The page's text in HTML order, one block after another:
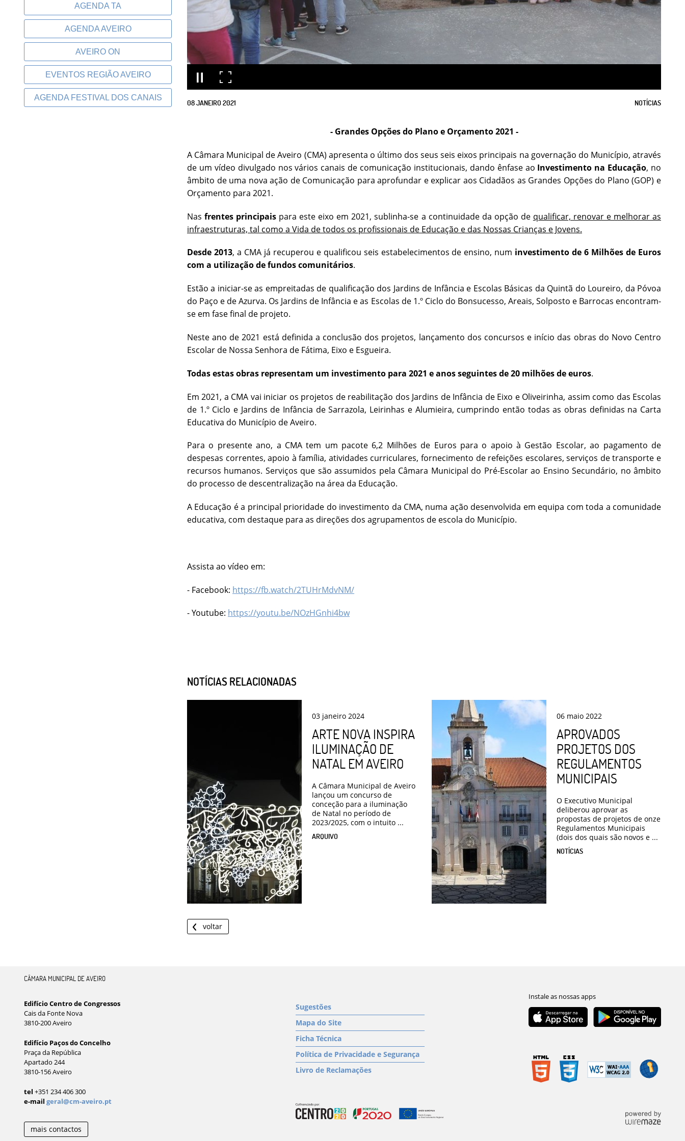
AGENDA TA
AGENDA AVEIRO
AVEIRO ON
EVENTOS REGIÃO AVEIRO
AGENDA FESTIVAL DOS CANAIS
08JANEIRO2021 NOTÍCIAS
- Grandes Opções do Plano e Orçamento 2021 -
A Câmara Municipal de Aveiro (CMA) apresenta o último dos seus seis eixos principais na governação do Município, através
de um vídeo divulgado nos vários canais de comunicação institucionais, dando ênfase ao Investimento na Educação, no
âmbito de uma nova ação de Comunicação para aprofundar e explicar aos Cidadãos as Grandes Opções do Plano (GOP) e
Orçamento para 2021.
Nasfrentes principais para este eixo em 2021, sublinha-se a continuidade da opção de qualificar, renovar e melhorar as
infraestruturas, tal como a Vida de todos os profissionais de Educação e das Nossas Crianças e Jovens.
Desde 2013, a CMA já recuperou e qualificou seis estabelecimentos de ensino, num investimento de 6 Milhões de Euros
com a utilização de fundos comunitários.
Estão a iniciar-se as empreitadas de qualificação dos Jardins de Infância e Escolas Básicas da Quintã do Loureiro, da Póvoa
do Paço e de Azurva. Os Jardins de Infância e as Escolas de 1.º Ciclo do Bonsucesso, Areais, Solposto e Barrocas encontram-
se em fase final de projeto.
Neste ano de 2021 está definida a conclusão dos projetos, lançamento dos concursos e início das obras do Novo Centro
Escolar de Nossa Senhora de Fátima, Eixo e Esgueira.
Todas estas obras representam um investimento para 2021 e anos seguintes de 20 milhões de euros.
Em 2021, a CMA vai iniciar os projetos de reabilitação dos Jardins de Infância de Eixo e Oliveirinha, assim como das Escolas
de 1.º Ciclo e Jardins de Infância de Sarrazola, Leirinhas e Alumieira, cumprindo então todas as obras definidas na Carta
Educativa do Município de Aveiro.
Para o presente ano, a CMA tem um pacote 6,2 Milhões de Euros para o apoio à Gestão Escolar, ao pagamento de
despesas correntes, apoio à família, atividades curriculares, fornecimento de refeições escolares, serviços de transporte e
recursos humanos. Serviços que são assumidos pela Câmara Municipal do Pré-Escolar ao Ensino Secundário, no âmbito
do processo de descentralização na área da Educação.
A Educação é a principal prioridade do investimento da CMA, numa ação desenvolvida em equipa com toda a comunidade
educativa, com destaque para as direções dos agrupamentos de escola do Município.
Assista ao vídeo em:
- Facebook: https://fb.watch/2TUHrMdvNM/
- Youtube: https://youtu.be/NOzHGnhi4bw
NOTÍCIAS RELACIONADAS
03 janeiro 2024
ARTE NOVA INSPIRA
ILUMINAÇÃO DE
NATAL EM AVEIRO
A Câmara Municipal de Aveiro
lançou um concurso de
conceção para a iluminação
de Natal no período de
2023/2025, com o intuito ...
ARQUIVO
06 maio 2022
APROVADOS
PROJETOS DOS
REGULAMENTOS
MUNICIPAIS
O Executivo Municipal
deliberou aprovar as
propostas de projetos de onze
Regulamentos Municipais
(dois dos quais são novos e ...
NOTÍCIAS
voltar
CÂMARA MUNICIPAL DE AVEIRO
Edifício Centro de Congressos
Cais da Fonte Nova
3810-200 Aveiro
Edifício Paços do Concelho
Praça da República
Apartado 244
3810-156 Aveiro
tel +351 234 406 300
e-mail geral@cm-aveiro.pt
mais contactos
Sugestões
Mapa do Site
Ficha Técnica
Política de Privacidade e Segurança
Livro de Reclamações